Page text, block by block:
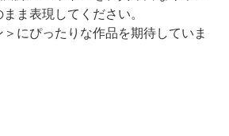
ま表現してください。
にぴったりな作品を期待していま